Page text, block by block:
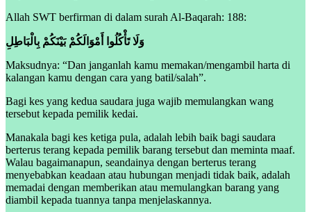
Allah SWT berfirman di dalam surah Al-Baqarah: 188:
بِالْبَاطِلِ وَلَا تَأْكُلُوا أَمْوَالَكُمْ بَيْنَكُمْ
Maksudnya: “Dan janganlah kamu memakan/mengambil harta di
kalangan kamu dengan cara yang batil/salah”.
Bagi kes yang kedua saudara juga wajib memulangkan wang
tersebut kepada pemilik kedai.
Manakala bagi kes ketiga pula, adalah lebih baik bagi saudara
berterus terang kepada pemilik barang tersebut dan meminta maaf.
Walau bagaimanapun, seandainya dengan berterus terang
menyebabkan keadaan atau hubungan menjadi tidak baik, adalah
memadai dengan memberikan atau memulangkan barang yang
diambil kepada tuannya tanpa menjelaskannya.